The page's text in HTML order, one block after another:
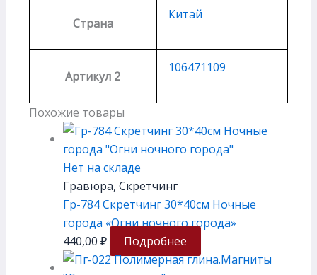
Страна
Китай
Артикул 2
106471109
Похожие товары
Нет на складе
Гравюра, Скретчинг
Гр-784 Скретчинг 30*40см Ночные
города «Огни ночного города»
440,00 ₽ Подробнее